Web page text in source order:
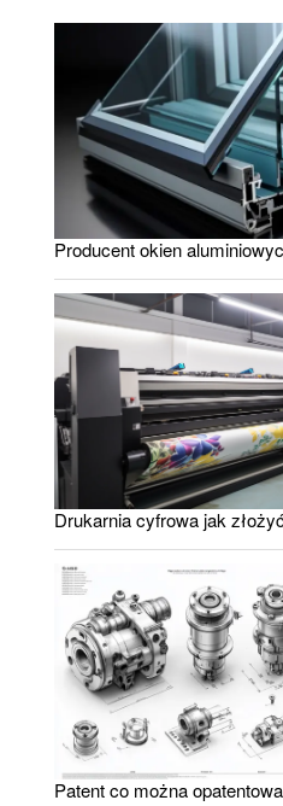
Producent okien
Drukarnia cyfrowa jak
Patent co można